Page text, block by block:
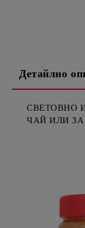
Детайлно
СВЕТОВНО
ЧАЙ ИЛИ